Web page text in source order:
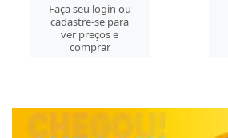
Faça seu login ou
cadastre-se para
ver preços e
comprar